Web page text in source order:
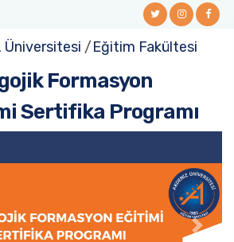
Üniversitesi /Eğitim Fakültesi
Formasyon
Sertifika Programı